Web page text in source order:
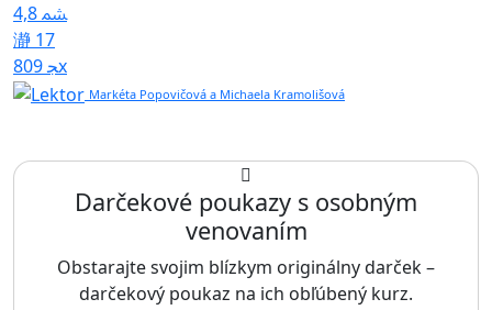
4,8
17
809x
Markéta Popovičová a Michaela Kramolišová
Darčekové poukazy s osobným
venovaním
Obstarajte svojim blízkym originálny darček –
darčekový poukaz na ich obľúbený kurz.